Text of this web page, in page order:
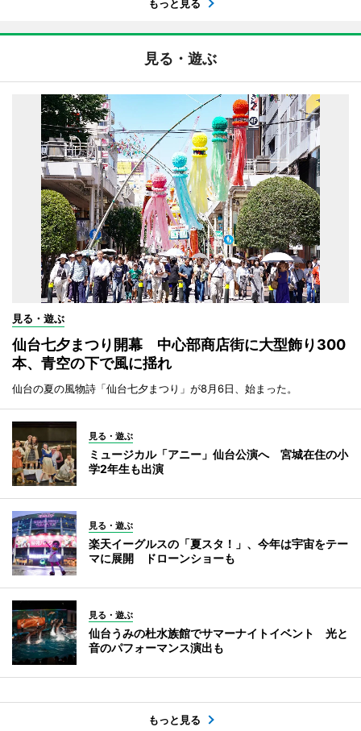
もっと見る
見る・遊ぶ
見る・遊ぶ
仙台七夕まつり開幕 中心部商店街に大型飾り300
本、青空の下で風に揺れ
仙台の夏の風物詩「仙台七夕まつり」が8月6日、始まった。
見る・遊ぶ
ミュージカル「アニー」仙台公演へ 宮城在住の小
学2年生も出演
見る・遊ぶ
楽天イーグルスの「夏スタ！」、今年は宇宙をテー
マに展開 ドローンショーも
見る・遊ぶ
仙台うみの杜水族館でサマーナイトイベント 光と
音のパフォーマンス演出も
もっと見る